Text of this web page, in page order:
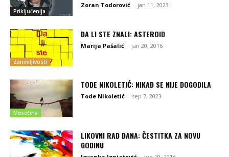
Priključenija
Zoran Todorović - jan 11, 2023
Zanimljivosti
DA LI STE ZNALI: ASTEROID
Marija Pašalić - jan 20, 2016
Mesečina
TODE NIKOLETIĆ: NIKAD SE NIJE DOGODILA
Tode Nikoletić - sep 7, 2023
LIKOVNI RAD DANA: ČESTITKA ZA NOVU
GODINU